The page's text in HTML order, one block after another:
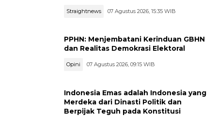
Straightnews 07 Agustus 2026, 15:35 WIB
PPHN: Menjembatani Kerinduan GBHN
dan Realitas Demokrasi Elektoral
Opini 07 Agustus 2026, 09:15 WIB
Indonesia Emas adalah Indonesia yang
Merdeka dari Dinasti Politik dan
Berpijak Teguh pada Konstitusi